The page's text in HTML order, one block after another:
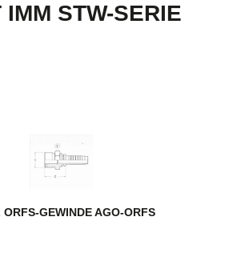
IMM STW-SERIE
ORFS-GEWINDE AGO-ORFS